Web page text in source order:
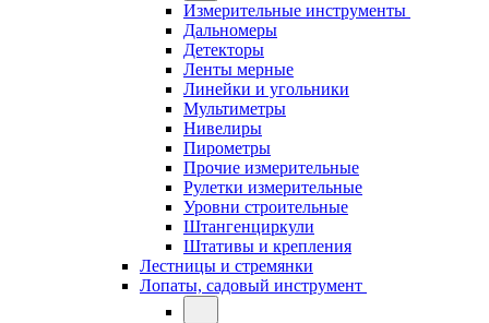
Измерительные инструменты
Дальномеры
Детекторы
Ленты мерные
Линейки и угольники
Мультиметры
Нивелиры
Пирометры
Прочие измерительные
Рулетки измерительные
Уровни строительные
Штангенциркули
Штативы и крепления
Лестницы и стремянки
Лопаты, садовый инструмент